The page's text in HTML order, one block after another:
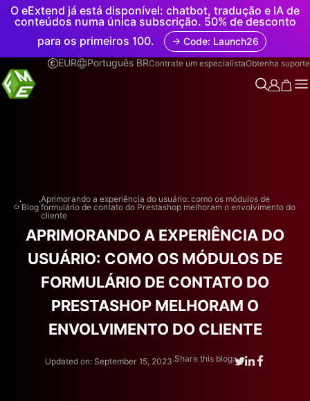
O eExtend já está disponível: chatbot, tradução e IA de
conteúdos numa única subscrição. 50% de desconto
para os primeiros 100.
→ Code: Launch26
EUR
Português BRContrate um especialistaObtenha suporte
.
Blog
.Aprimorando a experiência do usuário: como os módulos de
formulário de contato do Prestashop melhoram o envolvimento do
cliente
APRIMORANDO A EXPERIÊNCIA DO
USUÁRIO: COMO OS MÓDULOS DE
FORMULÁRIO DE CONTATO DO
PRESTASHOP MELHORAM O
ENVOLVIMENTO DO CLIENTE
Updated on: September 15, 2023.Share this blog: